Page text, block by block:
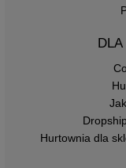
Hurtownia dla